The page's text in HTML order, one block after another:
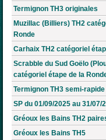
Termignon TH3 originales
Muzillac (Billiers) TH2
Ronde
Carhaix TH2 catégoriel
Scrabble du Sud Goëlo
catégoriel étape de la
Termignon TH3 semi-rapide
SP du 01/09/2025 au 31/07/
Gréoux les Bains TH2
Gréoux les Bains TH5